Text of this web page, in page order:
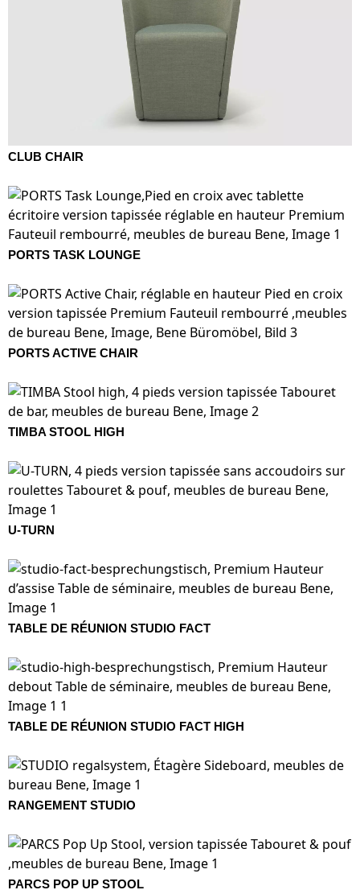
CLUB CHAIR
PORTS TASK LOUNGE
PORTS ACTIVE CHAIR
TIMBA STOOL HIGH
U-TURN
TABLE DE RÉUNION STUDIO FACT
TABLE DE RÉUNION STUDIO FACT HIGH
RANGEMENT STUDIO
PARCS POP UP STOOL